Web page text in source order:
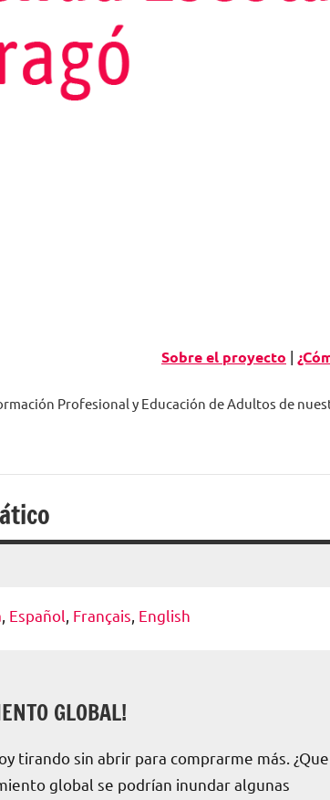
Sobre el proyecto |
Profesional y Educación de Adultos de
Español Français English
GLOBAL!
tirando sin abrir para comprarme más. ¿Que
global se podrían inundar algunas